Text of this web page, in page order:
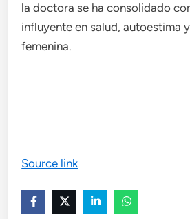
la doctora se ha consolidado
influyente en salud, autoestima
femenina.
Source link